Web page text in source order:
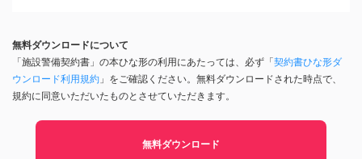
無料ダウンロードについて
「施設警備契約書」の本ひな形の利用にあたっては、必ず「契約書ひな形ダ
ウンロード利用規約 」をご確認ください。無料ダウンロードされた時点で、
規約に同意いただいたものとさせていただきます。
無料ダウンロード